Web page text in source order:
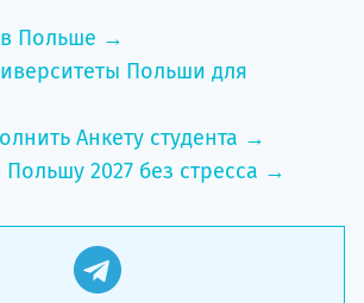
в Польше →
Польши для
Анкету студента →
2027 без стресса →